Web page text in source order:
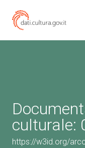
culturale:
https://w3id.org/